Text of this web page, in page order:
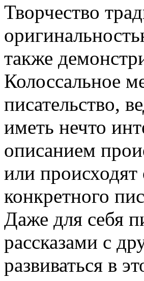
Твoрчeствo
также
Колоссальное
писательство,
иметь нечто
описанием
или
конкретного
Даже для себя
рассказами с
развиваться в